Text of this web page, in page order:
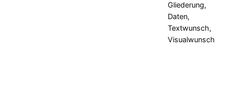
Gliederung,
Daten,
Textwunsch,
Visualwunsch